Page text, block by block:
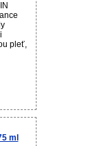
pleť,
ml